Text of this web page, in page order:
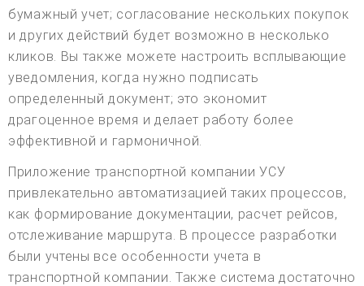
бумажный учет; согласование нескольких покупок
и других действий будет возможно в несколько
кликов. Вы также можете настроить всплывающие
уведомления, когда нужно подписать
определенный документ; это экономит
драгоценное время и делает работу более
эффективной и гармоничной.
Приложение транспортной компании УСУ
привлекательно автоматизацией таких процессов,
как формирование документации, расчет рейсов,
отслеживание маршрута. В процессе разработки
были учтены все особенности учета в
транспортной компании. Также система достаточно